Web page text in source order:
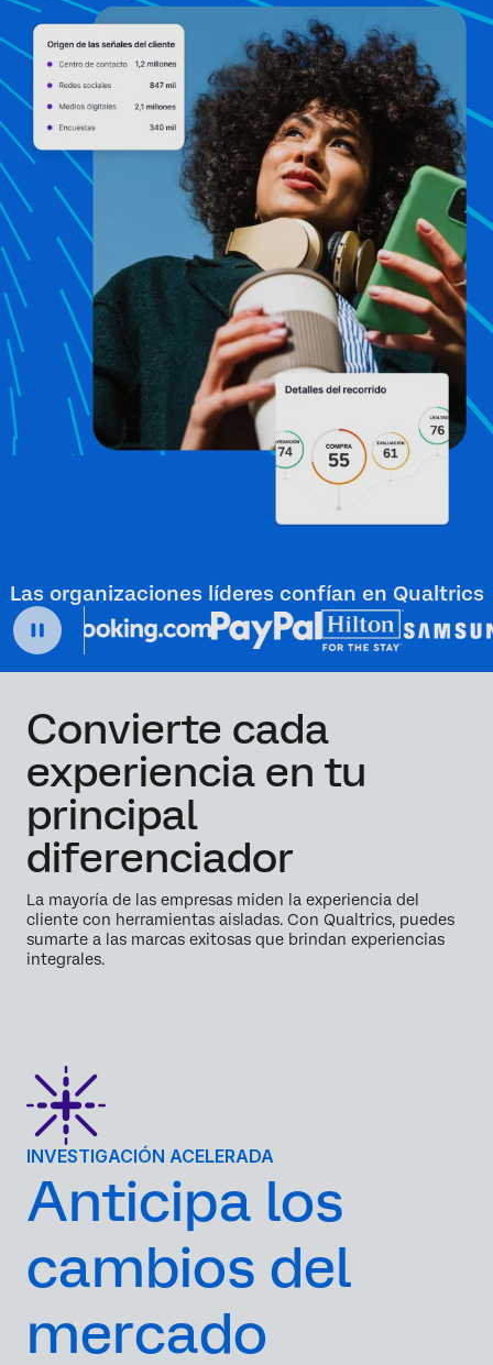
Las organizaciones líderes confían en Qualtrics
Convierte cada
experiencia en tu
principal
diferenciador
La mayoría de las empresas miden la experiencia del
cliente con herramientas aisladas. Con Qualtrics, puedes
sumarte a las marcas exitosas que brindan experiencias
integrales.
INVESTIGACIÓN ACELERADA
Anticipa los
cambios del
mercado